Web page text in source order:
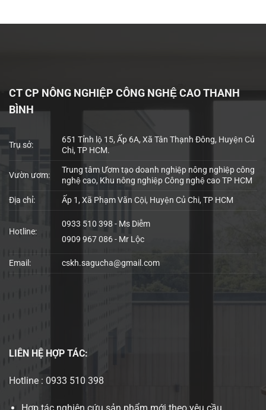
CT CP NÔNG NGHIỆP CÔNG NGHỆ CAO THANH
BÌNH
Trụ sở:
651 Tỉnh lộ 15, Ấp 6A, Xã Tân Thạnh Đông, Huyện Củ
Chi, TP HCM.
Vườn ươm:
Trung tâm Ươm tạo doanh nghiệp nông nghiệp công
nghệ cao, Khu nông nghiệp Công nghệ cao TP HCM
Địa chỉ: Ấp 1, Xã Phạm Văn Cội, Huyện Củ Chi, TP HCM
Hotline:
0933 510 398 - Ms Diễm
0909 967 086 - Mr Lộc
Email: cskh.sagucha@gmail.com
LIÊN HỆ HỢP TÁC:
Hotline : 0933 510 398
Hợp tác nghiên cứu sản phẩm mới theo yêu cầu